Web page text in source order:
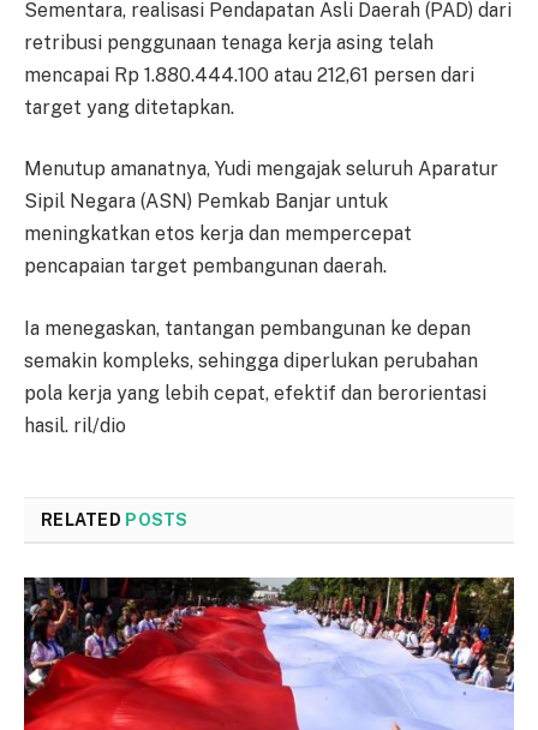
Sementara, realisasi Pendapatan Asli Daerah (PAD) dari
retribusi penggunaan tenaga kerja asing telah
mencapai Rp 1.880.444.100 atau 212,61 persen dari
target yang ditetapkan.
Menutup amanatnya, Yudi mengajak seluruh Aparatur
Sipil Negara (ASN) Pemkab Banjar untuk
meningkatkan etos kerja dan mempercepat
pencapaian target pembangunan daerah.
Ia menegaskan, tantangan pembangunan ke depan
semakin kompleks, sehingga diperlukan perubahan
pola kerja yang lebih cepat, efektif dan berorientasi
hasil. ril/dio
RELATED POSTS